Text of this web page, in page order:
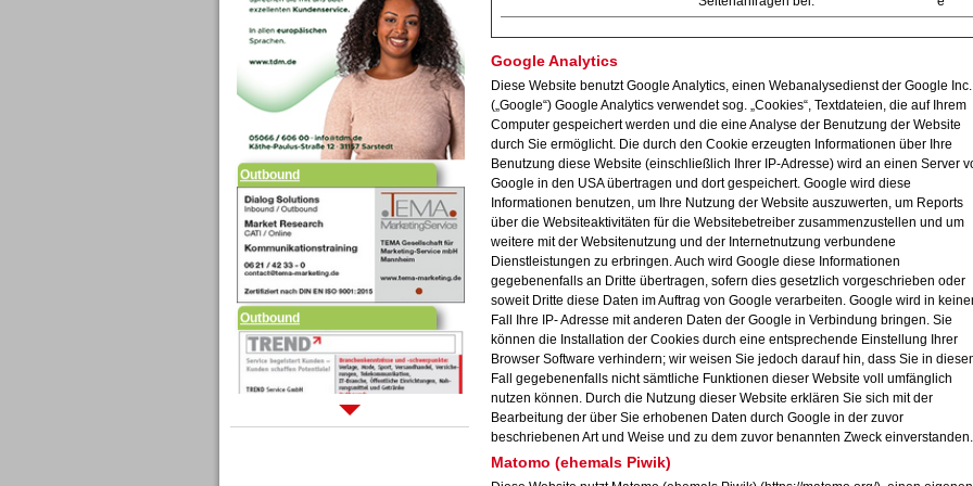
Outbound
Sprachdialogsysteme u. Ki/
Google Analytics
Diese Website benutzt Google Analytics, einen Webanalysedienst der Google Inc.
(„Google“) Google Analytics verwendet sog. „Cookies“, Textdateien, die auf Ihrem
Computer gespeichert werden und die eine Analyse der Benutzung der Website
durch Sie ermöglicht. Die durch den Cookie erzeugten Informationen über Ihre
Benutzung diese Website (einschließlich Ihrer IP-Adresse) wird an einen Server
Google in den USA übertragen und dort gespeichert. Google wird diese
Informationen benutzen, um Ihre Nutzung der Website auszuwerten, um Reports
über die Websiteaktivitäten für die Websitebetreiber zusammenzustellen und um
weitere mit der Websitenutzung und der Internetnutzung verbundene
Dienstleistungen zu erbringen. Auch wird Google diese Informationen
gegebenenfalls an Dritte übertragen, sofern dies gesetzlich vorgeschrieben oder
soweit Dritte diese Daten im Auftrag von Google verarbeiten. Google wird in
Fall Ihre IP- Adresse mit anderen Daten der Google in Verbindung bringen. Sie
können die Installation der Cookies durch eine entsprechende Einstellung Ihrer
Browser Software verhindern; wir weisen Sie jedoch darauf hin, dass Sie in
Fall gegebenenfalls nicht sämtliche Funktionen dieser Website voll umfänglich
nutzen können. Durch die Nutzung dieser Website erklären Sie sich mit der
Bearbeitung der über Sie erhobenen Daten durch Google in der zuvor
beschriebenen Art und Weise und zu dem zuvor benannten Zweck einverstanden.
Matomo (ehemals Piwik)